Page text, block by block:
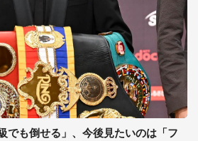
でも倒せる」、今後見たいのは「フ